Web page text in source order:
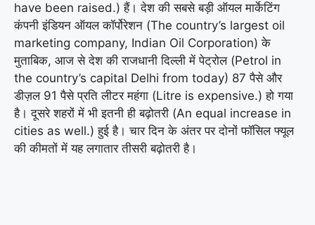
have been raised.) हैं। देश की सबसे बड़ी ऑयल मार्केटिंग
कंपनी इंडियन ऑयल कॉर्पोरेशन (The country’s largest oil
marketing company, Indian Oil Corporation) के
मुताबिक, आज से देश की राजधानी दिल्ली में पेट्रोल (Petrol in
the country’s capital Delhi from today) 87 पैसे और
डीज़ल 91 पैसे प्रति लीटर महंगा (Litre is expensive.) हो गया
है। दूसरे शहरों में भी इतनी ही बढ़ोतरी (An equal increase in
cities as well.) हुई है। चार दिन के अंतर पर दोनों फॉसिल फ्यूल
की कीमतों में यह लगातार तीसरी बढ़ोतरी है।